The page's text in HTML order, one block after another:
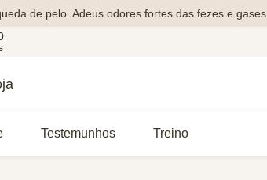
de pelo. Adeus odores fortes das fezes e gases.
Testemunhos Treino